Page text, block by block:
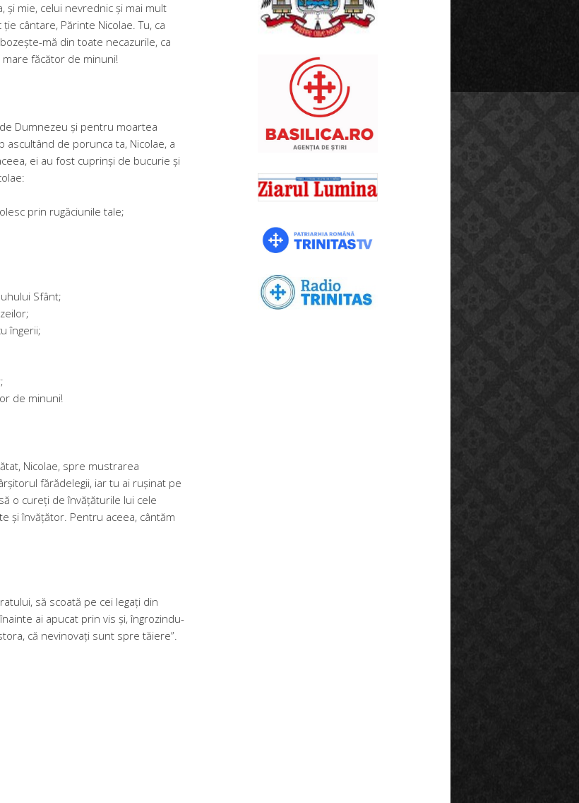
și mie, celui nevrednic și mai mult
cântare, Părinte Nicolae. Tu, ca
mă din toate necazurile, ca
făcător de minuni!
Dumnezeu și pentru moartea
ascultând de porunca ta, Nicolae, a
ei au fost cuprinși de bucurie și
prin rugăciunile tale;
Sfânt;
îngerii;
de minuni!
Nicolae, spre mustrarea
fărădelegii, iar tu ai rușinat pe
o cureți de învățăturile lui cele
și învățător. Pentru aceea, cântăm
să scoată pe cei legați din
ai apucat prin vis și, îngrozindu-
că nevinovați sunt spre tăiere”.